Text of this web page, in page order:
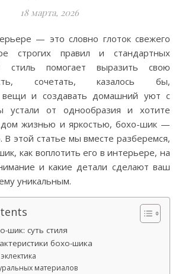
18 марта, 2026
строгих правил и стандартных
стиль помогает выразить свою
сочетать, казалось бы,
вещи и создавать домашний уют с
устали от однообразия и хотите
дом жизнью и яркостью, бохо-шик —
этой статье мы вместе разберемся,
как воплотить его в интерьере, на
и какие детали сделают ваш
уникальным.
шик: суть стиля
бохо-шика
материалов